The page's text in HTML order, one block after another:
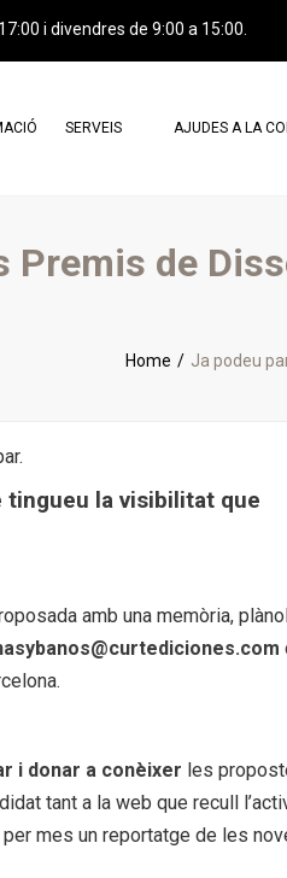
i divendres de 9:00 a 15:00.
SERVEIS
TRÀMITS
AJUDES A LA
de
Home Ja podeu
tingueu la visibilitat que
amb una memòria,
i donar a conèixer les
tant a la web que recull
mes un reportatge de les